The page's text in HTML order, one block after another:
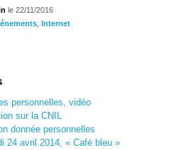
le 22/11/2016
Internet
personnelles, vidéo
sur la CNIL
donnée personnelles
24 avril 2014, « Café bleu »